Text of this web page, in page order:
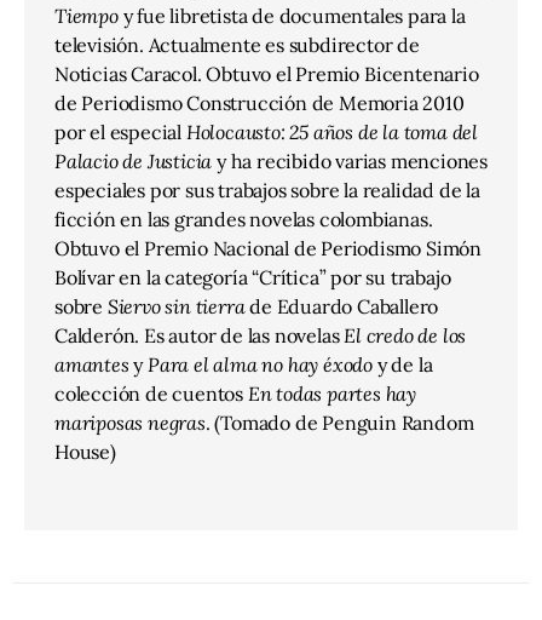
Tiempoy fue libretista de documentales para la
televisión. Actualmente es subdirector de
Noticias Caracol. Obtuvo el Premio Bicentenario
de Periodismo Construcción de Memoria 2010
por el especial Holocausto: 25 años de la toma del
Palacio de Justicia y ha recibido varias menciones
especiales por sus trabajos sobre la realidad de la
ficción en las grandes novelas colombianas.
Obtuvo el Premio Nacional de Periodismo Simón
Bolívar en la categoría “Crítica” por su trabajo
sobre Siervo sin tierrade Eduardo Caballero
Calderón. Es autor de las novelas El credo de los
amantes y Para el alma no hay éxodo y de la
colección de cuentos En todas partes hay
mariposas negras. (Tomado de Penguin Random
House)